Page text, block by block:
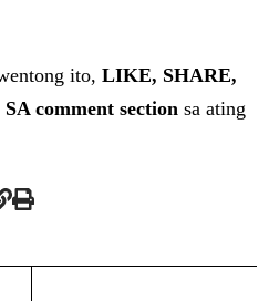
ito, LIKE, SHARE,
comment section sa ating